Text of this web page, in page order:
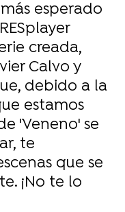
esperado
creada,
Calvo y
debido a la
estamos
'Veneno' se
te
que se
¡No te lo